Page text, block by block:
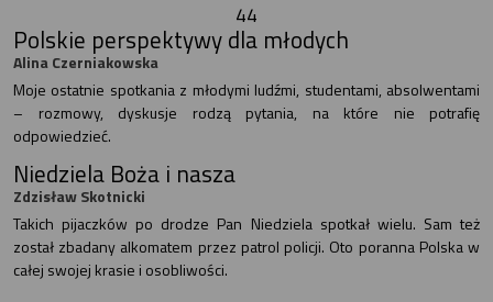
44
Polskie perspektywy dla młodych
Alina Czerniakowska
Moje ostatnie spotkania z młodymi ludźmi, studentami, absolwentami
– rozmowy, dyskusje rodzą pytania, na które nie potrafię
odpowiedzieć.
Niedziela Boża i nasza
Zdzisław Skotnicki
Takich pijaczków po drodze Pan Niedziela spotkał wielu. Sam też
został zbadany alkomatem przez patrol policji. Oto poranna Polska w
całej swojej krasie i osobliwości.